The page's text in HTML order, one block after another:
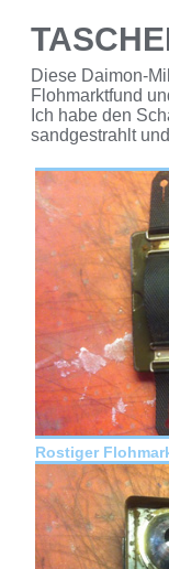
Diese Daimon-
Flohmarktfund
Ich habe den
sandgestrahlt
Rostiger